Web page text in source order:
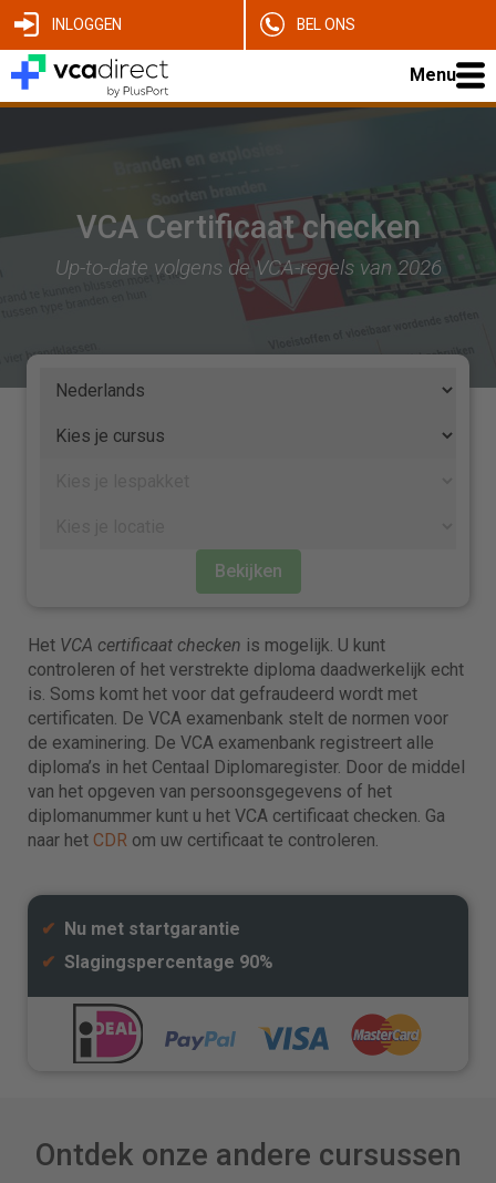
INLOGGEN BEL ONS
Menu
VCA Certificaat checken
Up-to-date volgens de VCA-regels van 2026
Bekijken
Het VCA certificaat checken is mogelijk. U kunt
controleren of het verstrekte diploma daadwerkelijk echt
is. Soms komt het voor dat gefraudeerd wordt met
certificaten. De VCA examenbank stelt de normen voor
de examinering. De VCA examenbank registreert alle
diploma’s in het Centaal Diplomaregister. Door de middel
van het opgeven van persoonsgegevens of het
diplomanummer kunt u het VCA certificaat checken. Ga
naar het CDR om uw certificaat te controleren.
✔ Nu met startgarantie
✔ Slagingspercentage 90%
Ontdek onze andere cursussen